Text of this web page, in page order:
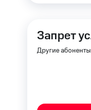
Запрет
Другие